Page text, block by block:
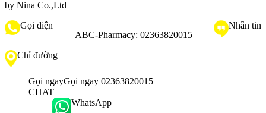
by Nina Co.,Ltd
Gọi điện
ABC-Pharmacy: 02363820015
Nhắn tin
Chỉ đường
Gọi ngayGọi ngay 02363820015
CHAT
WhatsApp